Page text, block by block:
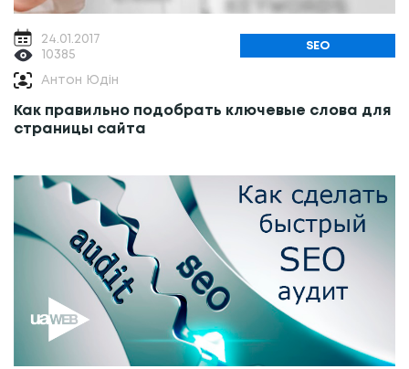
24.01.2017
10385
SEO
Антон Юдін
Как правильно подобрать ключевые слова для
страницы сайта